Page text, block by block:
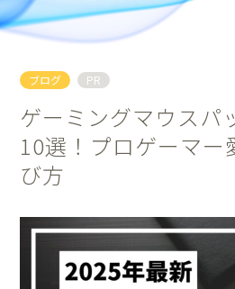
ブログ PR
ゲーミングマウスパ
10選！プロゲーマー
び方